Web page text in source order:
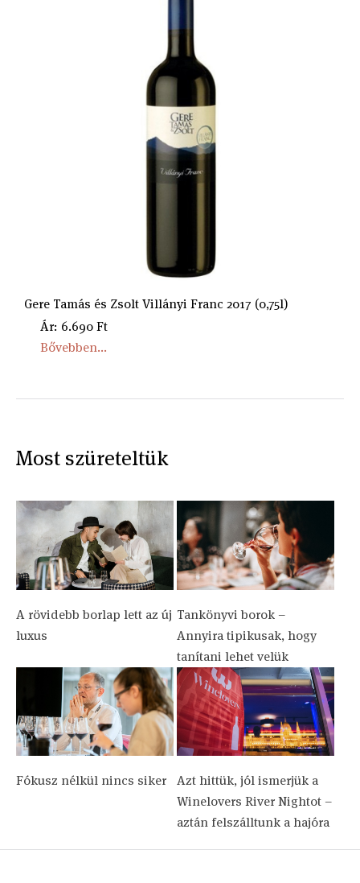
Gere Tamás és Zsolt Villányi Franc 2017 (0,75l)
Ár: 6.690 Ft
Bővebben...
Most szüreteltük
A rövidebb borlap lett az új
luxus
Tankönyvi borok –
Annyira tipikusak, hogy
tanítani lehet velük
Fókusz nélkül nincs siker
Azt hittük, jól ismerjük a
Winelovers River Nightot –
aztán felszálltunk a hajóra